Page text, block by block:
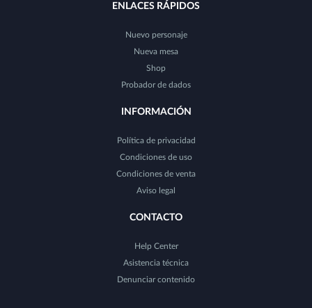
ENLACES RÁPIDOS
Nuevo personaje
Nueva mesa
Shop
Probador de dados
INFORMACIÓN
Política de privacidad
Condiciones de uso
Condiciones de venta
Aviso legal
CONTACTO
Help Center
Asistencia técnica
Denunciar contenido